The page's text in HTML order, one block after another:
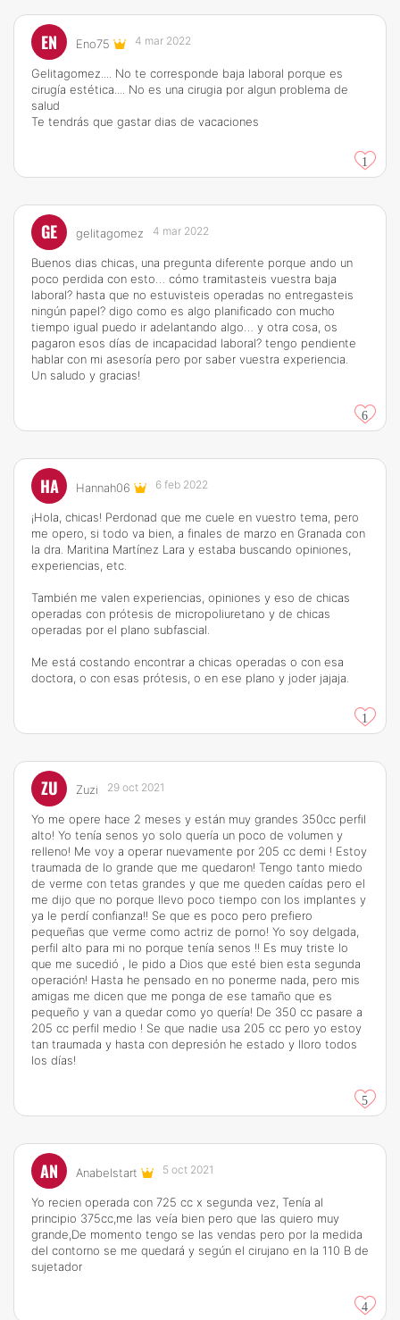
EN Eno75 4 mar 2022
Gelitagomez.... No te corresponde baja laboral porque es
cirugía estética.... No es una cirugia por algun problema de
salud
Te tendrás que gastar dias de vacaciones
1
GE gelitagomez 4 mar 2022
Buenos dias chicas, una pregunta diferente porque ando un
poco perdida con esto… cómo tramitasteis vuestra baja
laboral? hasta que no estuvisteis operadas no entregasteis
ningún papel? digo como es algo planificado con mucho
tiempo igual puedo ir adelantando algo… y otra cosa, os
pagaron esos días de incapacidad laboral? tengo pendiente
hablar con mi asesoría pero por saber vuestra experiencia.
Un saludo y gracias!
6
HA Hannah06 6 feb 2022
¡Hola, chicas! Perdonad que me cuele en vuestro tema, pero
me opero, si todo va bien, a finales de marzo en Granada con
la dra. Maritina Martínez Lara y estaba buscando opiniones,
experiencias, etc.
También me valen experiencias, opiniones y eso de chicas
operadas con prótesis de micropoliuretano y de chicas
operadas por el plano subfascial.
Me está costando encontrar a chicas operadas o con esa
doctora, o con esas prótesis, o en ese plano y joder jajaja.
1
ZU Zuzi 29 oct 2021
Yo me opere hace 2 meses y están muy grandes 350cc perfil
alto! Yo tenía senos yo solo quería un poco de volumen y
relleno! Me voy a operar nuevamente por 205 cc demi ! Estoy
traumada de lo grande que me quedaron! Tengo tanto miedo
de verme con tetas grandes y que me queden caídas pero el
me dijo que no porque llevo poco tiempo con los implantes y
ya le perdí confianza!! Se que es poco pero prefiero
pequeñas que verme como actriz de porno! Yo soy delgada,
perfil alto para mi no porque tenía senos !! Es muy triste lo
que me sucedió , le pido a Dios que esté bien esta segunda
operación! Hasta he pensado en no ponerme nada, pero mis
amigas me dicen que me ponga de ese tamaño que es
pequeño y van a quedar como yo quería! De 350 cc pasare a
205 cc perfil medio ! Se que nadie usa 205 cc pero yo estoy
tan traumada y hasta con depresión he estado y lloro todos
los días!
5
AN Anabelstart 5 oct 2021
Yo recien operada con 725 cc x segunda vez, Tenía al
principio 375cc,me las veía bien pero que las quiero muy
grande,De momento tengo se las vendas pero por la medida
del contorno se me quedará y según el cirujano en la 110 B de
sujetador
4